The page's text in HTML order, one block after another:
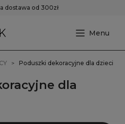
dostawa od 300zł
Poduszki dekoracyjne dla dzieci
dla